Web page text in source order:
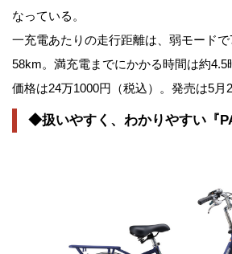
なっている。
一充電あたりの走行距離は、弱モード
58km。満充電までにかかる時間は約4.5
価格は24万1000円（税込）。発売は5月
◆扱いやすく、わかりやすい『